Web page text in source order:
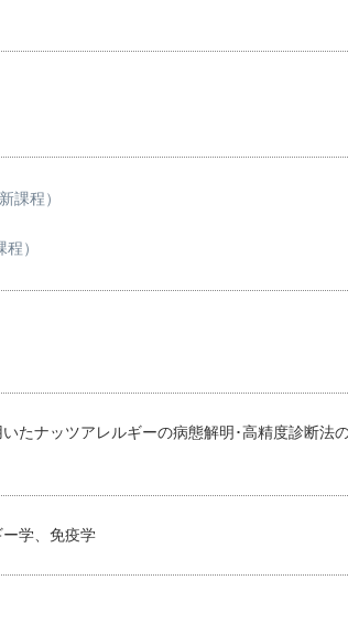
新課程）
程）
たナッツアレルギーの病態解明･高精度診断法
学、免疫学